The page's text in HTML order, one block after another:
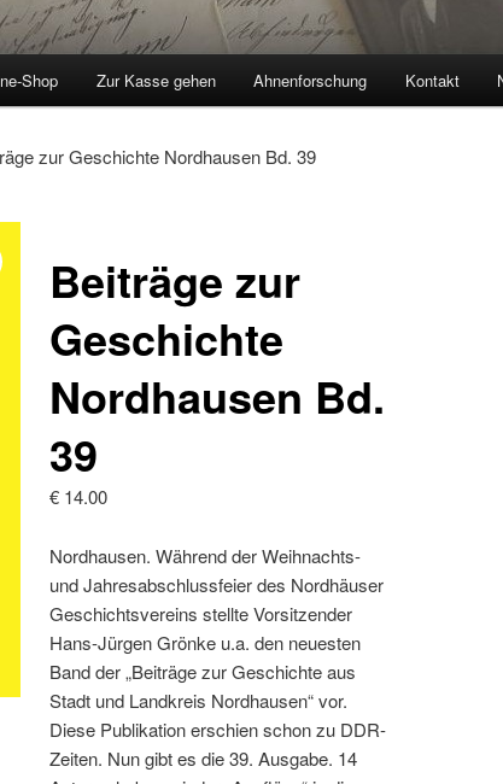
Shop Zur Kasse gehen Ahnenforschung Kontakt
zur Geschichte Nordhausen Bd. 39
Beiträge zur
Geschichte
Nordhausen Bd.
39
€14.00
Nordhausen. Während der Weihnachts-
und Jahresabschlussfeier des Nordhäuser
Geschichtsvereins stellte Vorsitzender
Hans-Jürgen Grönke u.a. den neuesten
Band der „Beiträge zur Geschichte aus
Stadt und Landkreis Nordhausen“ vor.
Diese Publikation erschien schon zu DDR-
Zeiten. Nun gibt es die 39. Ausgabe. 14